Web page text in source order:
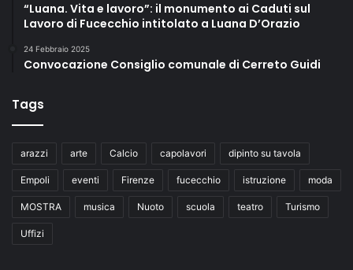
“Luana. Vita e lavoro”: il monumento ai Caduti sul
Lavoro di Fucecchio intitolato a Luana D’Orazio
24 Febbraio 2025
Convocazione Consiglio comunale di Cerreto Guidi
Tags
arazzi arte Calcio capolavori dipinto su tavola
Empoli eventi Firenze fucecchio istruzione moda
MOSTRA musica Nuoto scuola teatro Turismo
Uffizi